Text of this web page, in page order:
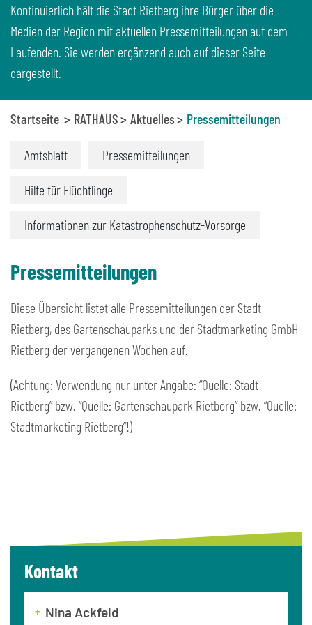
Kontinuierlich hält die Stadt Rietberg ihre Bürger über die
Medien der Region mit aktuellen Pressemitteilungen auf dem
Laufenden. Sie werden ergänzend auch auf dieser Seite
dargestellt.
Startseite RATHAUS Aktuelles Pressemitteilungen
Amtsblatt Pressemitteilungen
Hilfe für Flüchtlinge
Informationen zur Katastrophenschutz-Vorsorge
Pressemitteilungen
Diese Übersicht listet alle Pressemitteilungen der Stadt
Rietberg, des Gartenschauparks und der Stadtmarketing GmbH
Rietberg der vergangenen Wochen auf.
(Achtung: Verwendung nur unter Angabe: “Quelle: Stadt
Rietberg” bzw. “Quelle: Gartenschaupark Rietberg” bzw. “Quelle:
Stadtmarketing Rietberg”!)
Kontakt
Nina Ackfeld